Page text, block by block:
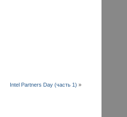
Intel Partners Day (часть 1) »